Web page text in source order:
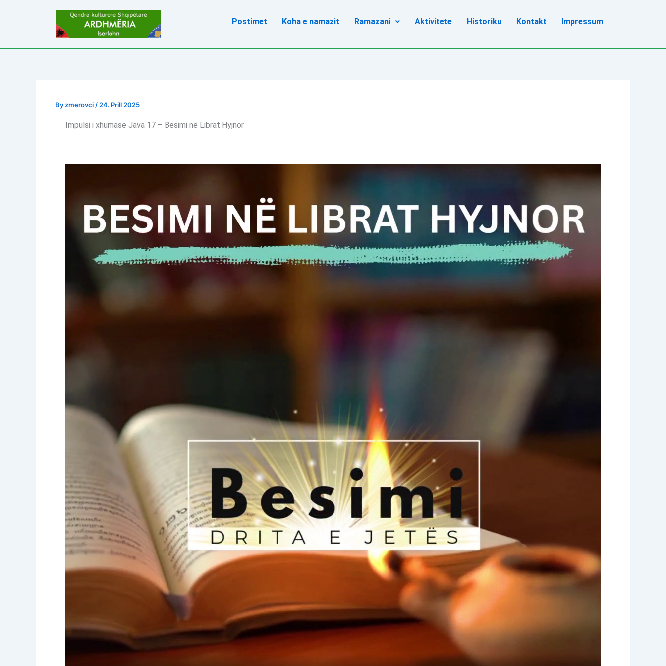
Postimet Koha e namazit Ramazani Aktivitete Historiku Kontakt Impressum
Byzmerovci / 24. Prill 2025
Impulsi i xhumasë Java 17 – Besimi në Librat Hyjnor